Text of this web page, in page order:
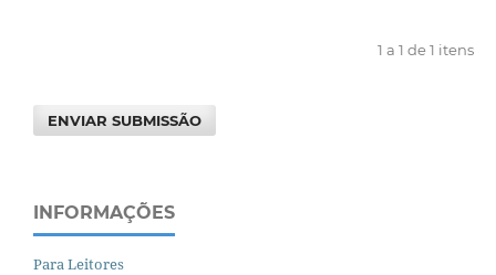
1 a 1 de 1 itens
ENVIAR SUBMISSÃO
INFORMAÇÕES
Para Leitores